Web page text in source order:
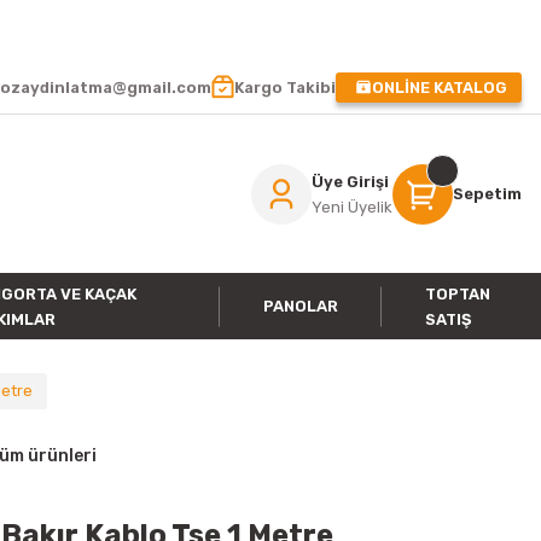
Kargo Takibi ONLİNE KATALOG
Üye Girişi
Yeni Üyelik
Sepetim
VE KAÇAK
PANOLAR
TOPTAN
SATIŞ
ürünleri